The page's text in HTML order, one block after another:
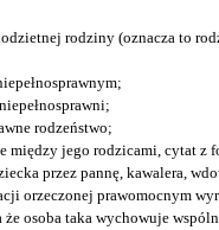
rodziny (oznacza to
rodzeństwo;
między jego rodzicami, cytat z
przez pannę, kawalera,
orzeczonej prawomocnym
osoba taka wychowuje